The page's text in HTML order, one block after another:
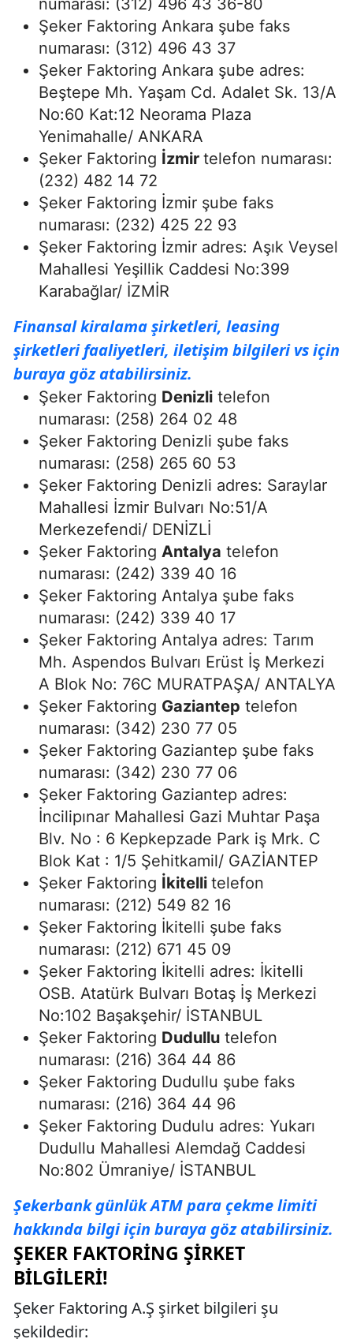
numarası: (312) 496 43 36-80
Şeker Faktoring Ankara şube faks
numarası: (312) 496 43 37
Şeker Faktoring Ankara şube adres:
Beştepe Mh. Yaşam Cd. Adalet Sk. 13/A
No:60 Kat:12 Neorama Plaza
Yenimahalle/ ANKARA
Şeker Faktoring İzmir telefon numarası:
(232) 482 14 72
Şeker Faktoring İzmir şube faks
numarası: (232) 425 22 93
Şeker Faktoring İzmir adres: Aşık Veysel
Mahallesi Yeşillik Caddesi No:399
Karabağlar/ İZMİR
Finansal kiralama şirketleri, leasing
şirketleri faaliyetleri, iletişim bilgileri vs için
buraya göz atabilirsiniz.
Şeker Faktoring Denizli telefon
numarası: (258) 264 02 48
Şeker Faktoring Denizli şube faks
numarası: (258) 265 60 53
Şeker Faktoring Denizli adres: Saraylar
Mahallesi İzmir Bulvarı No:51/A
Merkezefendi/ DENİZLİ
Şeker Faktoring Antalya telefon
numarası: (242) 339 40 16
Şeker Faktoring Antalya şube faks
numarası: (242) 339 40 17
Şeker Faktoring Antalya adres: Tarım
Mh. Aspendos Bulvarı Erüst İş Merkezi
A Blok No: 76C MURATPAŞA/ ANTALYA
Şeker Faktoring Gaziantep telefon
numarası: (342) 230 77 05
Şeker Faktoring Gaziantep şube faks
numarası: (342) 230 77 06
Şeker Faktoring Gaziantep adres:
İncilipınar Mahallesi Gazi Muhtar Paşa
Blv. No : 6 Kepkepzade Park iş Mrk. C
Blok Kat : 1/5 Şehitkamil/ GAZİANTEP
Şeker Faktoring İkitelli telefon
numarası: (212) 549 82 16
Şeker Faktoring İkitelli şube faks
numarası: (212) 671 45 09
Şeker Faktoring İkitelli adres: İkitelli
OSB. Atatürk Bulvarı Botaş İş Merkezi
No:102 Başakşehir/ İSTANBUL
Şeker Faktoring Dudullu telefon
numarası: (216) 364 44 86
Şeker Faktoring Dudullu şube faks
numarası: (216) 364 44 96
Şeker Faktoring Dudulu adres: Yukarı
Dudullu Mahallesi Alemdağ Caddesi
No:802 Ümraniye/ İSTANBUL
Şekerbank günlük ATM para çekme limiti
hakkında bilgi için buraya göz atabilirsiniz.
ŞEKER FAKTORING ŞIRKET
BILGILERI!
Şeker Faktoring A.Ş şirket bilgileri şu
şekildedir: